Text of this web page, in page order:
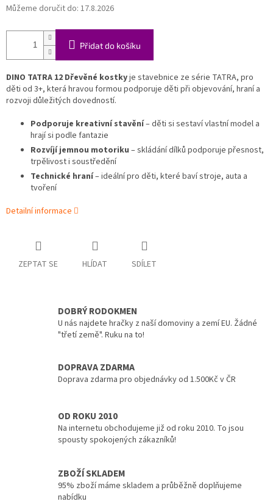
Můžeme doručit do: 17.8.2026
Přidat do košíku
DINO TATRA 12 Dřevěné kostkyje stavebnice ze série TATRA, pro
děti od 3+, která hravou formou podporuje děti při objevování, hraní a
rozvoji důležitých dovedností.
Podporuje kreativní stavění– děti si sestaví vlastní model a
hrají si podle fantazie
Rozvíjí jemnou motoriku – skládání dílků podporuje přesnost,
trpělivost i soustředění
Technické hraní– ideální pro děti, které baví stroje, auta a
tvoření
Detailní informace
ZEPTAT SE HLÍDAT SDÍLET
DOBRÝ RODOKMEN
U nás najdete hračky z naší domoviny a zemí EU. Žádné
"třetí země". Ruku na to!
DOPRAVA ZDARMA
Doprava zdarma pro objednávky od 1.500Kč v ČR
OD ROKU 2010
Na internetu obchodujeme již od roku 2010. To jsou
spousty spokojených zákazníků!
ZBOŽÍ SKLADEM
95% zboží máme skladem a průběžně doplňujeme
nabídku